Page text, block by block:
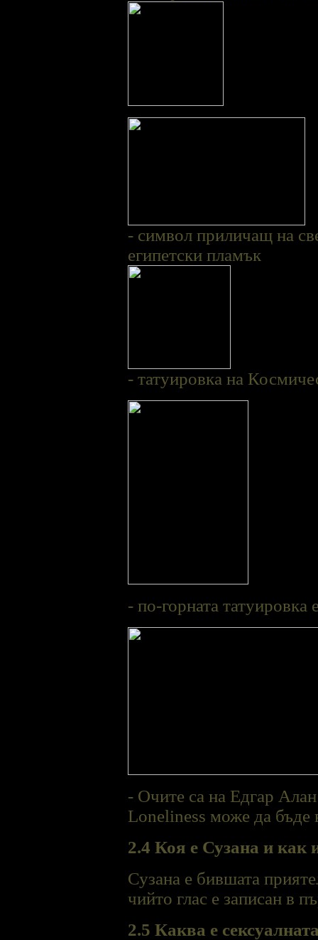
- символ приличащ на
египетски пламък
- татуировка на
- по-горната татуировка
- Очите са на Едгар
Loneliness може да бъде
2.4 Коя е Сузана и как
Сузана е бившата
чийто глас е записан в
2.5 Каква е